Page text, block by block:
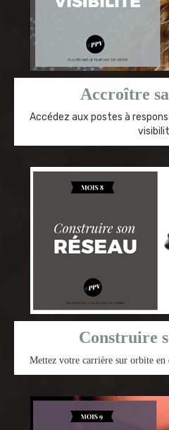
Accroître
Accédez aux postes à
Construire
Mettez votre carrière sur orbite en